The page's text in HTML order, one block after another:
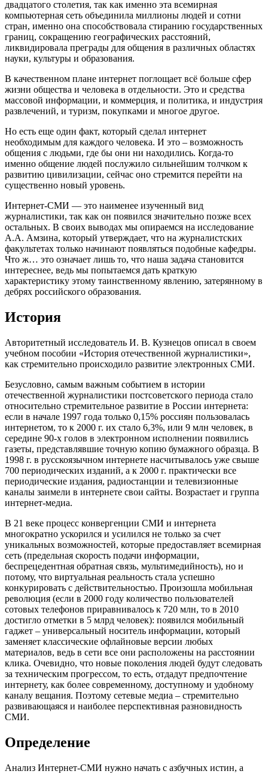
двадцатого столетия, так как именно эта всемирная
компьютерная сеть объединила миллионы людей и сотни
стран, именно она способствовала стиранию государственных
границ, сокращению географических расстояний,
ликвидировала преграды для общения в различных областях
науки, культуры и образования.
В качественном плане интернет поглощает всё больше сфер
жизни общества и человека в отдельности. Это и средства
массовой информации, и коммерция, и политика, и индустрия
развлечений, и туризм, покупками и многое другое.
Но есть еще один факт, который сделал интернет
необходимым для каждого человека. И это – возможность
общения с людьми, где бы они ни находились. Когда-то
именно общение людей послужило сильнейшим толчком к
развитию цивилизации, сейчас оно стремится перейти на
существенно новый уровень.
Интернет-СМИ — это наименее изученный вид
журналистики, так как он появился значительно позже всех
остальных. В своих выводах мы опираемся на исследование
А.А. Амзина, который утверждает, что на журналистских
факультетах только начинают появляться подобные кафедры.
Что ж… это означает лишь то, что наша задача становится
интереснее, ведь мы попытаемся дать краткую
характеристику этому таинственному явлению, затерянному в
дебрях российского образования.
История
Авторитетный исследователь И. В. Кузнецов описал в своем
учебном пособии «История отечественной журналистики»,
как стремительно происходило развитие электронных СМИ.
Безусловно, самым важным событием в истории
отечественной журналистики постсоветского периода стало
относительно стремительное развитие в России интернета:
если в начале 1997 года только 0,15% россиян пользовалась
интернетом, то к 2000 г. их стало 6,3%, или 9 млн человек, в
середине 90-х голов в электронном исполнении появились
газеты, представлявшие точную копию бумажного образца. В
1998 г. в русскоязычном интернете насчитывалось уже свыше
700 периодических изданий, а к 2000 г. практически все
периодические издания, радиостанции и телевизионные
каналы заимели в интернете свои сайты. Возрастает и группа
интернет-медиа.
В 21 веке процесс конвергенции СМИ и интернета
многократно ускорился и усилился не только за счет
уникальных возможностей, которые предоставляет всемирная
сеть (предельная скорость подачи информации,
беспрецедентная обратная связь, мультимедийность), но и
потому, что виртуальная реальность стала успешно
конкурировать с действительностью. Произошла мобильная
революция (если в 2000 году количество пользователей
сотовых телефонов приравнивалось к 720 млн, то в 2010
достигло отметки в 5 млрд человек): появился мобильный
гаджет – универсальный носитель информации, который
заменяет классические офлайновые версии любых
материалов, ведь в сети все они расположены на расстоянии
клика. Очевидно, что новые поколения людей будут следовать
за техническим прогрессом, то есть, отдадут предпочтение
интернету, как более современному, доступному и удобному
каналу вещания. Поэтому сетевые медиа – стремительно
развивающаяся и наиболее перспективная разновидность
СМИ.
Определение
Анализ Интернет-СМИ нужно начать с азбучных истин, а